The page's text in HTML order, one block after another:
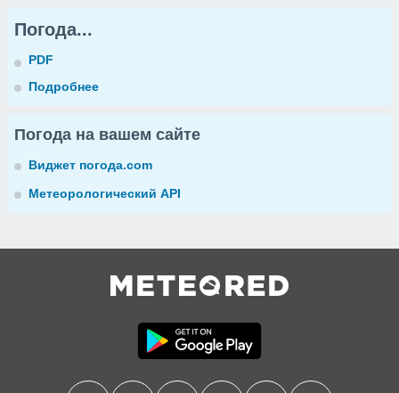
Погода...
PDF
Подробнее
Погода на вашем сайте
Виджет погода.com
Метеорологический API